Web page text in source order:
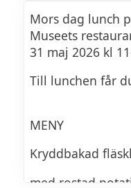
Folkdans med
danstraditioner
spelmän.
Mors dag lunch
Museets
31 maj 2026 kl
Till lunchen får
MENY
Kryddbakad
med rostad